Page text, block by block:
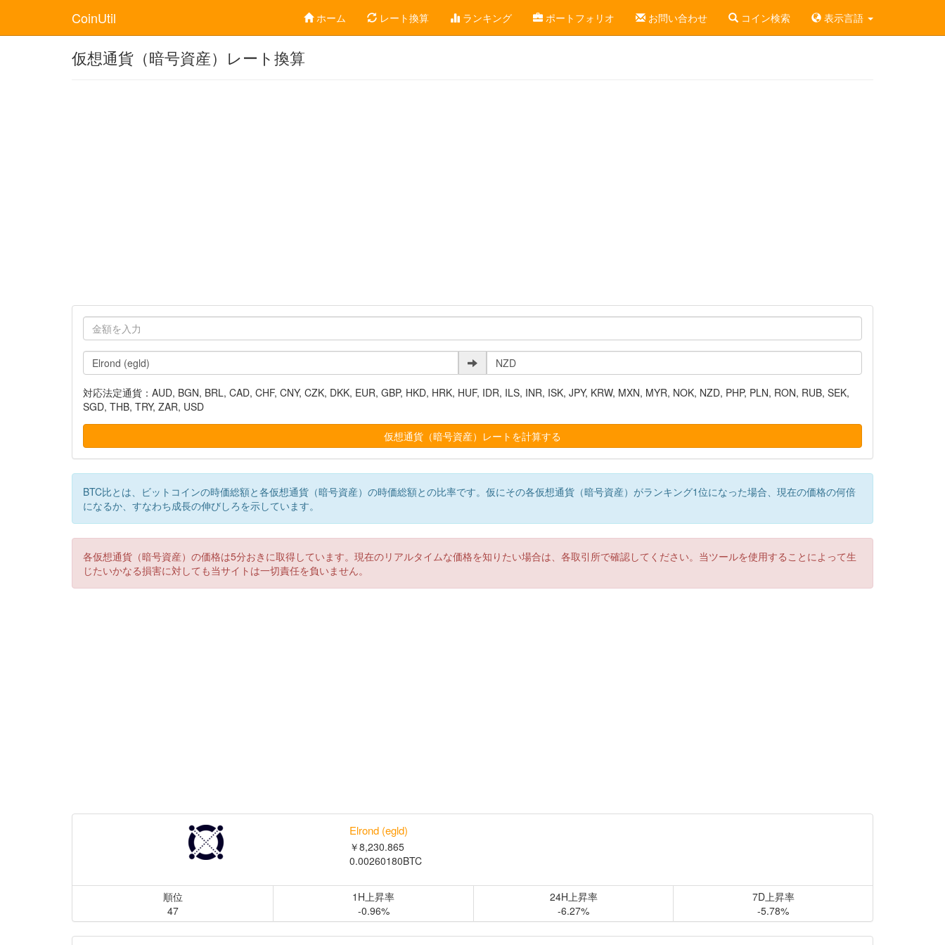
CoinUtil ホーム レート換算 ランキング ポートフォリオ お問い合わせ コイン検索 表示言語
仮想通貨（暗号資産）レート換算
対応法定通貨：AUD, BGN, BRL, CAD, CHF, CNY, CZK, DKK, EUR, GBP, HKD, HRK, HUF, IDR, ILS, INR, ISK, JPY, KRW, MXN, MYR, NOK, NZD, PHP, PLN, RON, RUB, SEK,
SGD, THB, TRY, ZAR, USD
BTC比とは、ビットコインの時価総額と各仮想通貨（暗号資産）の時価総額との比率です。仮にその各仮想通貨（暗号資産）がランキング1位になった場合、現在の価格の何倍
になるか、すなわち成長の伸びしろを示しています。
各仮想通貨（暗号資産）の価格は5分おきに取得しています。現在のリアルタイムな価格を知りたい場合は、各取引所で確認してください。当ツールを使用することによって生
じたいかなる損害に対しても当サイトは一切責任を負いません。
Elrond (egld)
￥8,230.865
0.00260180BTC
順位
47
1H上昇率
-0.96%
24H上昇率
-6.27%
7D上昇率
-5.78%